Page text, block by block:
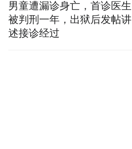
男童遭漏诊身亡，首诊医生
被判刑一年，出狱后发帖讲
述接诊经过